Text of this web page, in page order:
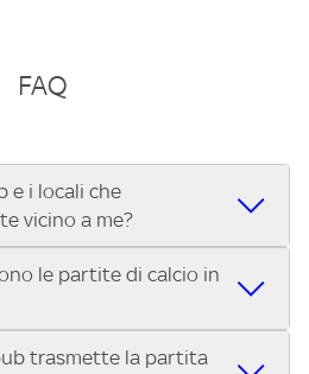
FAQ
e i locali che
vicino a me?
o locale vicino a te per
la Serie C Sky Wifi, la
la UEFA Europa League, la UEFA
la Formula 1®, la MotoGP™ e
le partite di calcio in
o ristoranti mostrano le partite
trasmette la partita